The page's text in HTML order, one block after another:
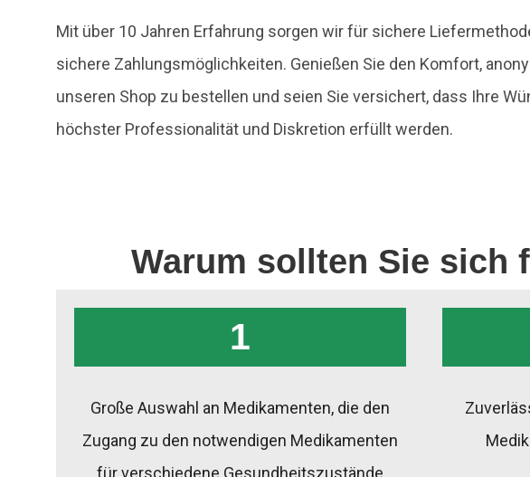
Mit über 10 Jahren Erfahrung sorgen wir für sichere
sichere Zahlungsmöglichkeiten. Genießen Sie den Komfort,
unseren Shop zu bestellen und seien Sie versichert, dass Ihre
höchster Professionalität und Diskretion erfüllt werden.
Warum sollten Sie sich
1
Große Auswahl an Medikamenten, die den
Zugang zu den notwendigen Medikamenten
für verschiedene Gesundheitszustände